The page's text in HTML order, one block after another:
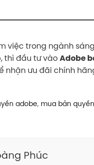
việc trong ngành
thì đầu tư vàoAdobe
nhận ưu đãi chính
adobe, mua bản
Phúc